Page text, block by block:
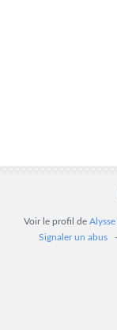
Voir le profil de Alysse
Signaler un abus